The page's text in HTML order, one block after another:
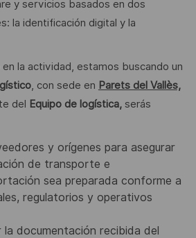
y servicios basados en dos
la identificación digital y la
la actividad, estamos buscando un
, con sede en Parets del Vallès,
del Equipo de logística,serás
y orígenes para asegurar
de transporte e
sea preparada conforme a
regulatorios y operativos
documentación recibida del